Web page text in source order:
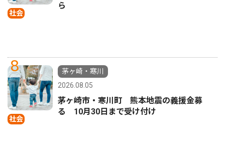
社会
ら
8
社会
茅ヶ崎・寒川
2026.08.05
茅ヶ崎市・寒川町 熊本地震の義援金募
る 10月30日まで受け付け